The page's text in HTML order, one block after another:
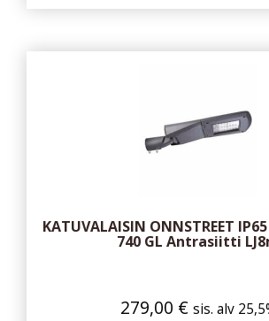
KATUVALAISIN ONNSTREET
740 GL Antrasiitti
279,00 € sis. alv